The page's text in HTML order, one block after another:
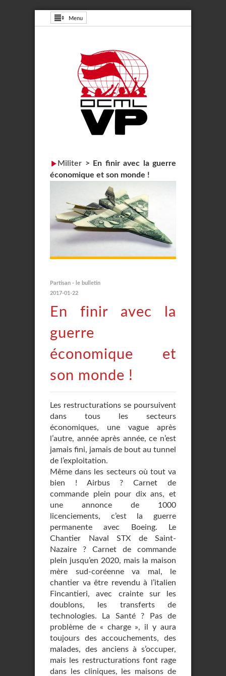
Menu
Militer >
En finir avec la guerre
économique et son monde !
Partisan - le bulletin
2017-01-22
En finir avec la
guerre
économique et
son monde !
Les restructurations se poursuivent
dans tous les secteurs
économiques, une vague après
l’autre, année après année, ce n’est
jamais fini, jamais de bout au tunnel
de l’exploitation.
Même dans les secteurs où tout va
bien ! Airbus ? Carnet de
commande plein pour dix ans, et
une annonce de 1000
licenciements, c’est la guerre
permanente avec Boeing. Le
Chantier Naval STX de Saint-
Nazaire ? Carnet de commande
plein jusqu’en 2020, mais la maison
mère sud-coréenne va mal, le
chantier va être revendu à l’italien
Fincantieri, avec crainte sur les
doublons, les transferts de
technologies. La Santé ? Pas de
problème de « charge », il y aura
toujours des accouchements, des
malades, des anciens à s’occuper,
mais les restructurations font rage
dans les cliniques, les maisons de